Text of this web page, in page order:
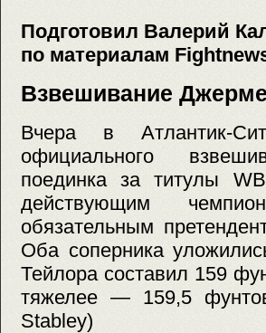
Подготовил Валерий
по материалам
Взвешивание
Вчера в Атлантик-
официального
поединка за титулы
действующим
обязательным
Оба соперника
Тейлора составил 159
тяжелее — 159,5
Stabley)